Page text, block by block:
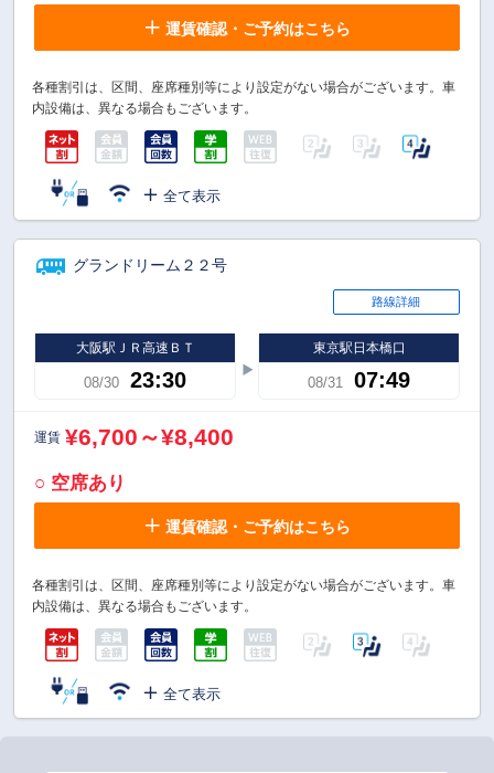
運賃確認・ご予約はこちら
各種割引は、区間、座席種別等により設定がない場合がございます。車
内設備は、異なる場合もございます。
全て表示
グランドリーム２２号
路線詳細
大阪駅ＪＲ高速ＢＴ
08/30 23:30
東京駅日本橋口
08/31 07:49
運賃 ¥6,700～¥8,400
○ 空席あり
運賃確認・ご予約はこちら
各種割引は、区間、座席種別等により設定がない場合がございます。車
内設備は、異なる場合もございます。
全て表示